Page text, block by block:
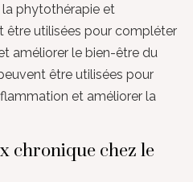
la phytothérapie et
être utilisées pour compléter
améliorer le bien-être du
être utilisées pour
et améliorer la
chronique chez le